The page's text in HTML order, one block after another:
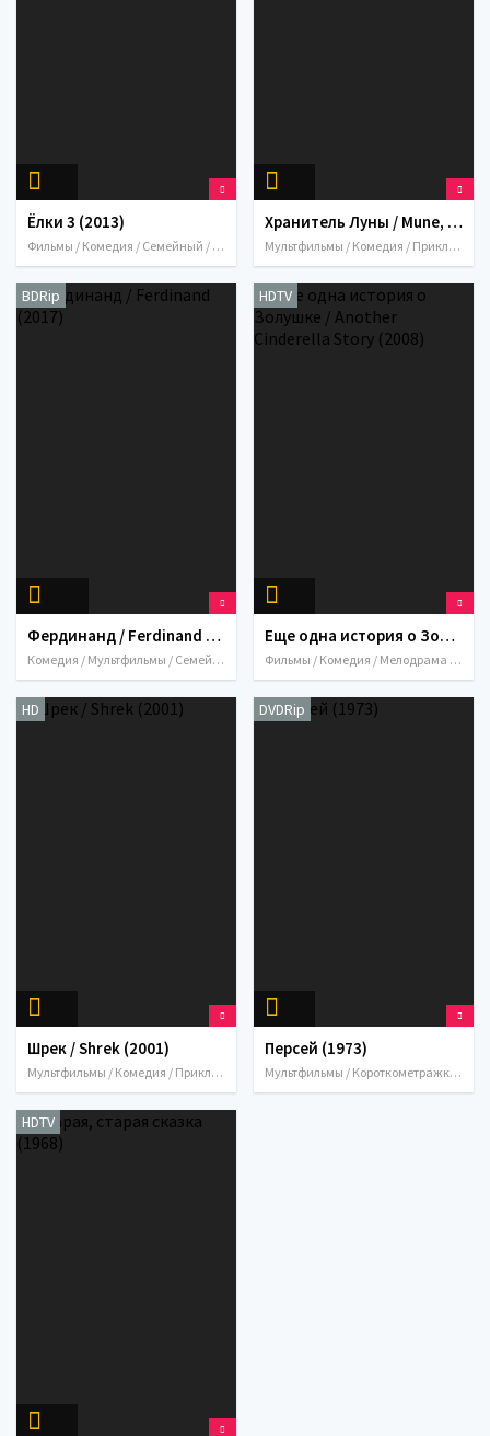
Ёлки 3 (2013)
Фильмы / Комедия / Семейный / 2013 / Россия
Хранитель Луны / Mune, le gardien de la lune (2014)
Мультфильмы / Комедия / Приключения / Семейный / Фэнтези / 2014 / Франция
BDRip
Фердинанд / Ferdinand (2017)
Комедия / Мультфильмы / Семейный / 2017 / США
HDTV
Еще одна история о Золушке / Another Cinderella Story (2008)
Фильмы / Комедия / Мелодрама / Музыка / Семейный / 2008 / США / Канада
HD
Шрек / Shrek (2001)
Мультфильмы / Комедия / Приключения / Семейный / Фэнтези / 2001 / США
DVDRip
Персей (1973)
Мультфильмы / Короткометражка / Приключения / Семейный / Фэнтези / 1973 / СССР
HDTV